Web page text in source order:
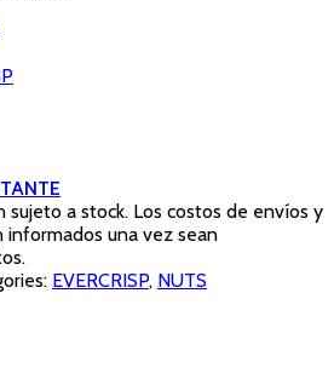
sujeto a stock. Los costos de envíos y
una vez sean
EVERCRISP, NUTS